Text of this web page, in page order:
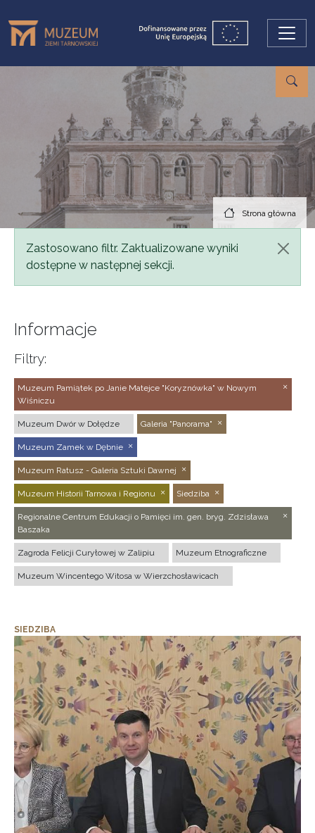
Strona główna
Komunikat
Zastosowano filtr. Zaktualizowane wyniki
dostępne w następnej sekcji.
Informacje
Filtry:
Muzeum Pamiątek po Janie Matejce "Koryznówka" w Nowym
Wiśniczu
Muzeum Dwór w Dołędze Galeria "Panorama"
Muzeum Zamek w Dębnie
Muzeum Ratusz - Galeria Sztuki Dawnej
Muzeum Historii Tarnowa i Regionu Siedziba
Regionalne Centrum Edukacji o Pamięci im. gen. bryg. Zdzisława
Baszaka
Zagroda Felicji Curyłowej w Zalipiu Muzeum Etnograficzne
Muzeum Wincentego Witosa w Wierzchosławicach
SIEDZIBA